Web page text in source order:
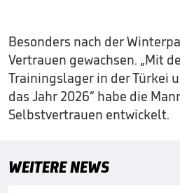
Besonders nach der
Vertrauen gewachsen. „Mit
Trainingslager in der Türkei
das Jahr 2026“ habe die
Selbstvertrauen entwickelt.
WEITERE NEWS